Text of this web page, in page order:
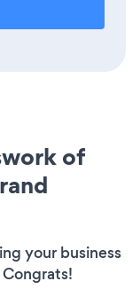
of
your business